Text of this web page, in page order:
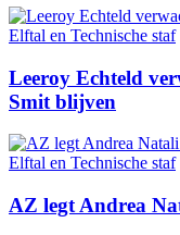
Elftal en Technische staf
Leeroy Echteld
Smit blijven
Elftal en Technische staf
AZ legt Andrea